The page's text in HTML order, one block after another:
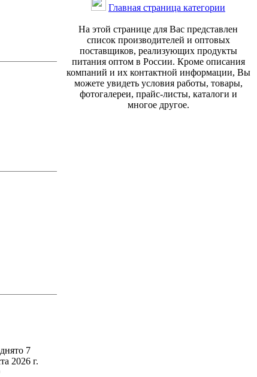
Главная страница категории
На этой странице для Вас представлен
список производителей и оптовых
поставщиков, реализующих продукты
питания оптом в России. Кроме описания
компаний и их контактной информации, Вы
можете увидеть условия работы, товары,
фотогалереи, прайс-листы, каталоги и
многое другое.